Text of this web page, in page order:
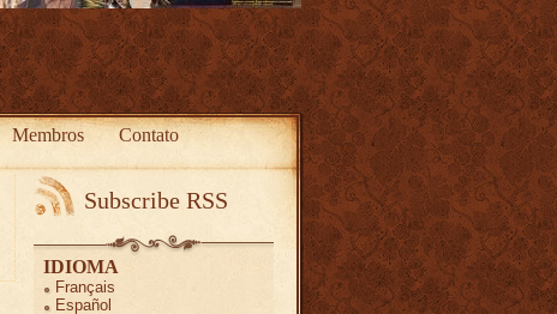
Membros Contato
Subscribe RSS
IDIOMA
Français
Español